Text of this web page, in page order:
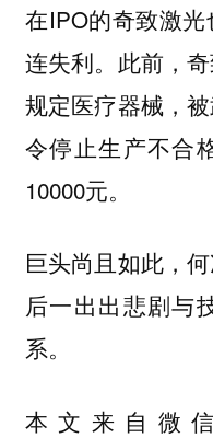
在IPO的奇致激
连失利。此前，
规定医疗器械，
令停止生产不合
10000元。
巨头尚且如此，
后一出出悲剧与
系。
本文来自微